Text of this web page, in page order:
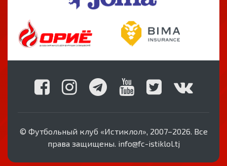
© Футбольный клуб «Истиклол», 2007–2026. Все
права защищены. info@fc-istiklol.tj